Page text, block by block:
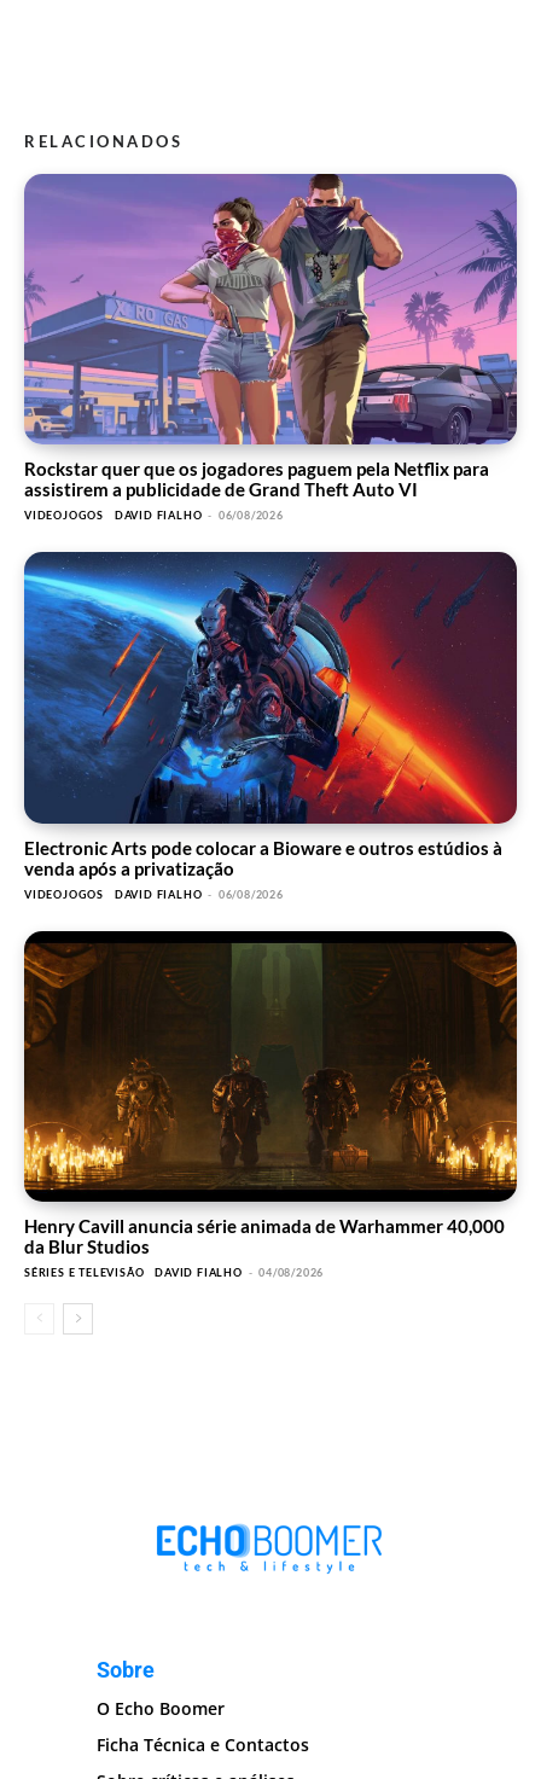
RELACIONADOS
Rockstar quer que os jogadores paguem pela Netflix para
assistirem a publicidade de Grand Theft Auto VI
VIDEOJOGOS DAVID FIALHO - 06/08/2026
Electronic Arts pode colocar a Bioware e outros estúdios à
venda após a privatização
VIDEOJOGOS DAVID FIALHO - 06/08/2026
Henry Cavill anuncia série animada de Warhammer 40,000
da Blur Studios
SÉRIES E TELEVISÃO DAVID FIALHO - 04/08/2026
Sobre
O Echo Boomer
Ficha Técnica e Contactos